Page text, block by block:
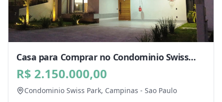
Casa para Comprar no Condominio Swiss
Park, Campinas - SP
R$ 2.150.000,00
Condominio Swiss Park, Campinas - Sao Paulo